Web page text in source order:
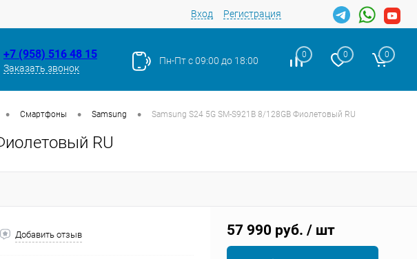
Вход Регистрация
+7 (958) 516 48 15
Заказать звонок
Пн-Пт с 09:00 до 18:00
0 0 0
• Смартфоны • Samsung • Samsung S24 5G SM-S921B 8/128GB Фиолетовый RU
RU
Добавить отзыв 57 990 руб. / шт